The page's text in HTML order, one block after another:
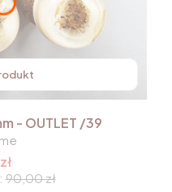
- OUTLET /39
90,00 zł